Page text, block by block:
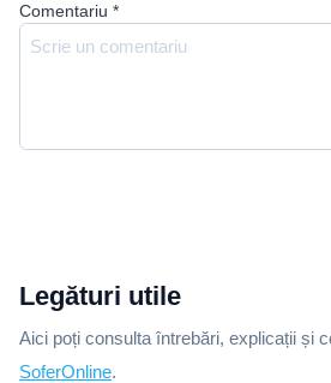
Comentariu *
Legături utile
Aici poți consulta întrebări, explicații și
SoferOnline.